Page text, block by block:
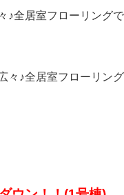
♪全居室フローリン
々♪全居室フローリ